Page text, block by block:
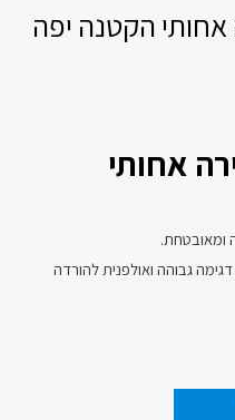
הקטנה יפה
אחותי
ומאובטחת.
גבוהה ואולפנית להורדה